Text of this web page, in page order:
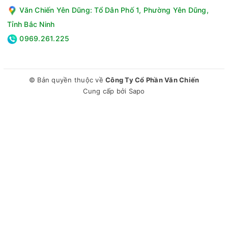
Văn Chiến Yên Dũng: Tổ Dân Phố 1, Phường Yên Dũng,
Tỉnh Bắc Ninh
0969.261.225
© Bản quyền thuộc về Công Ty Cổ Phần Văn Chiến
Cung cấp bởi Sapo